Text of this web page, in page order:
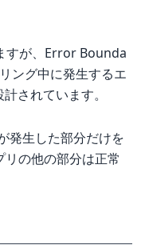
すが、Error Bounda
ング中に発生するエ
されています。
発生した部分だけを
の他の部分は正常